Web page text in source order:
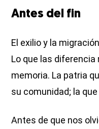
Antes del fin
El exilio y la
Lo que las diferencia
memoria. La patria
su comunidad; la
Antes de que nos